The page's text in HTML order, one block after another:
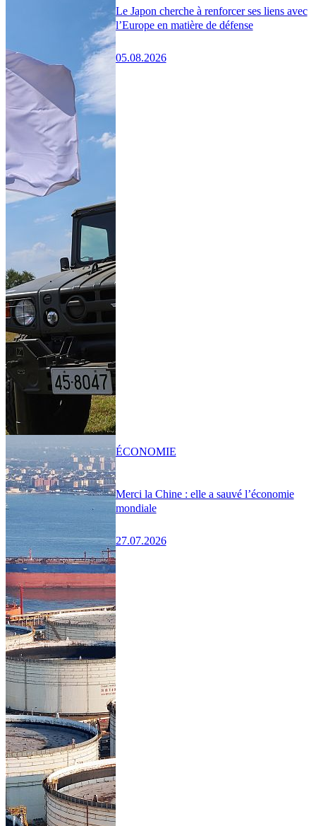
Le Japon cherche à renforcer ses liens avec
l’Europe en matière de défense
05.08.2026
Merci la Chine : elle a sauvé l’économie
mondiale
27.07.2026
ÉCONOMIE